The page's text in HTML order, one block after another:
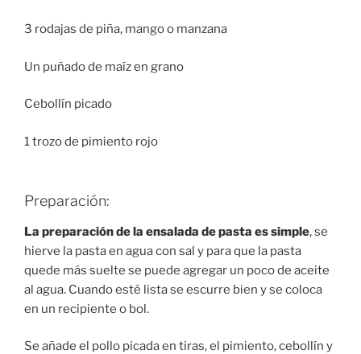
3 rodajas de piña, mango o manzana
Un puñado de maíz en grano
Cebollín picado
1 trozo de pimiento rojo
Preparación:
La preparación de la ensalada de pasta es simple, se
hierve la pasta en agua con sal y para que la pasta
quede más suelte se puede agregar un poco de aceite
al agua. Cuando esté lista se escurre bien y se coloca
en un recipiente o bol.
Se añade el pollo picada en tiras, el pimiento, cebollín y